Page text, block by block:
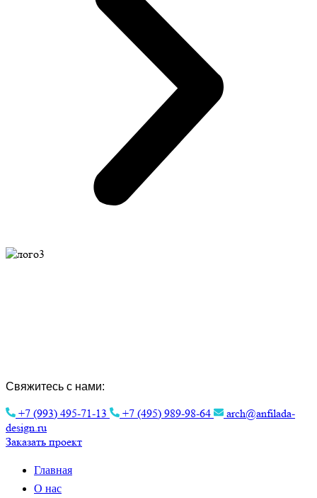
Свяжитесь с нами:
+7 (993) 495-71-13 +7 (495) 989-98-64
arch@anfilada-
design.ru
Заказать проект
Главная
О нас